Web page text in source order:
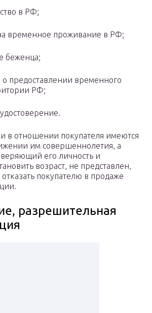
в РФ;
временное проживание в РФ;
беженца;
о предоставлении временного
РФ;
в отношении покупателя имеются
им совершеннолетия, а
его личность и
возраст, не представлен,
покупателю в продаже
разрешительная